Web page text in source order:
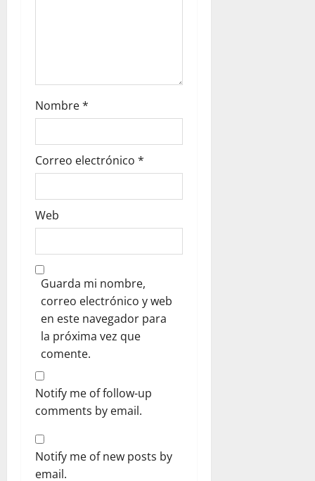
Nombre*
Correo electrónico *
Web
Guarda mi nombre,
correo electrónico y web
en este navegador para
la próxima vez que
comente.
Notify me of follow-up
comments by email.
Notify me of new posts by
email.